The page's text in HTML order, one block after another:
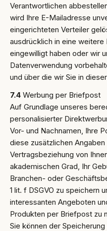
Verantwortlichen
wird Ihre E-Mailadresse
eingerichteten Verteiler
ausdrücklich in eine weitere
eingewilligt haben oder wir
Datenverwendung
und über die wir Sie in
7.4 Werbung per Briefpost
Auf Grundlage unseres
personalisierter
Vor- und Nachnamen, Ihre
diese zusätzlichen Angaben
Vertragsbeziehung von
akademischen Grad, Ihr
Branchen- oder
1 lit. f DSGVO zu speichern
interessanten Angeboten
Produkten per Briefpost zu
Sie können der